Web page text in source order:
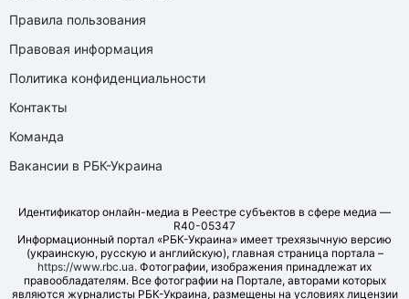
Правила пользования
Правовая информация
Политика конфиденциальности
Контакты
Команда
Вакансии в РБК-Украина
Идентификатор онлайн-медиа в Реестре субъектов в сфере медиа —
R40-05347
Информационный портал «РБК-Украина» имеет трехязычную версию
(украинскую, русскую и английскую), главная страница портала –
https://www.rbc.ua. Фотографии, изображения принадлежат их
правообладателям. Все фотографии на Портале, авторами которых
являются журналисты РБК-Украина, размещены на условиях лицензии